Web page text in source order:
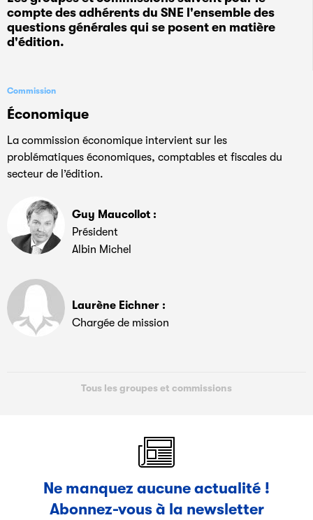
compte des adhérents du SNE l'ensemble des
questions générales qui se posent en matière
d'édition.
Commission
Économique
La commission économique intervient sur les
problématiques économiques, comptables et fiscales du
secteur de l’édition.
Guy Maucollot :
Président
Albin Michel
Laurène Eichner :
Chargée de mission
Tous les groupes et commissions
Ne manquez aucune actualité !
Abonnez-vous à la newsletter